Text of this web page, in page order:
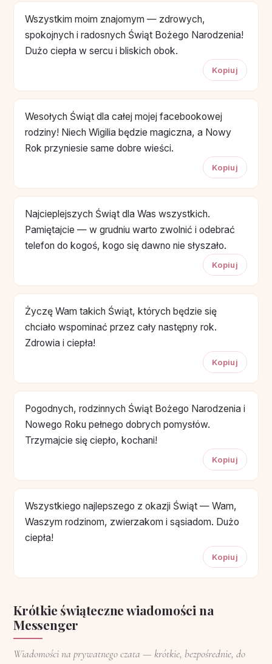
Wszystkim moim znajomym — zdrowych,
spokojnych i radosnych Świąt Bożego Narodzenia!
Dużo ciepła w sercu i bliskich obok.
Kopiuj
Wesołych Świąt dla całej mojej facebookowej
rodziny! Niech Wigilia będzie magiczna, a Nowy
Rok przyniesie same dobre wieści.
Kopiuj
Najcieplejszych Świąt dla Was wszystkich.
Pamiętajcie — w grudniu warto zwolnić i odebrać
telefon do kogoś, kogo się dawno nie słyszało.
Kopiuj
Życzę Wam takich Świąt, których będzie się
chciało wspominać przez cały następny rok.
Zdrowia i ciepła!
Kopiuj
Pogodnych, rodzinnych Świąt Bożego Narodzenia i
Nowego Roku pełnego dobrych pomysłów.
Trzymajcie się ciepło, kochani!
Kopiuj
Wszystkiego najlepszego z okazji Świąt — Wam,
Waszym rodzinom, zwierzakom i sąsiadom. Dużo
ciepła!
Kopiuj
Krótkie świąteczne wiadomości na
Messenger
Wiadomości na prywatnego czata — krótkie, bezpośrednie, do